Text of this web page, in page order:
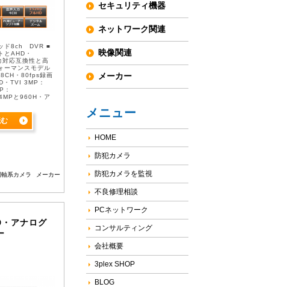
セキュリティ機器
ネットワーク関連
映像関連
メーカー
メニュー
HOME
防犯カメラ
防犯カメラを監視
不良修理相談
PCネットワーク
コンサルティング
会社概要
3plex SHOP
BLOG
ド8ch DVR ■
とAHD・
応互換性と⾼
ーマンスモデル
・80fps録画
TVI 3MP：
と960H・ア
軸系カメラ
メーカー
アナログ